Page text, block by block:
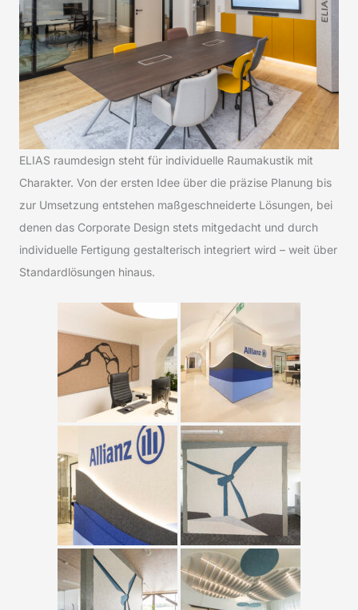
ELIAS raumdesign steht für individuelle Raumakustik mit
Charakter. Von der ersten Idee über die präzise Planung bis
zur Umsetzung entstehen maßgeschneiderte Lösungen, bei
denen das Corporate Design stets mitgedacht und durch
individuelle Fertigung gestalterisch integriert wird – weit über
Standardlösungen hinaus.